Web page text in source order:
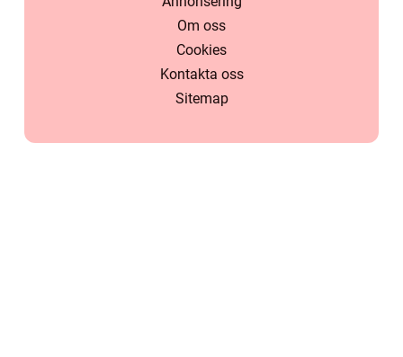
Om oss
Cookies
Kontakta oss
Sitemap